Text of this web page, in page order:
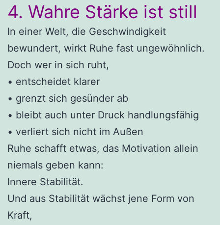
4. Wahre Stärke ist still
In einer Welt, die Geschwindigkeit
bewundert, wirkt Ruhe fast ungewöhnlich.
Doch wer in sich ruht,
• entscheidet klarer
• grenzt sich gesünder ab
• bleibt auch unter Druck handlungsfähig
• verliert sich nicht im Außen
Ruhe schafft etwas, das Motivation allein
niemals geben kann:
Innere Stabilität.
Und aus Stabilität wächst jene Form von
Kraft,